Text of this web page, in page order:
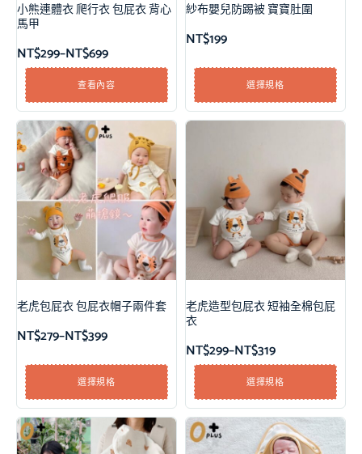
小熊連體衣 爬行衣 包屁衣 背心
馬甲
NT$299–NT$699
查看內容
紗布嬰兒防踢被 寶寶肚圍
NT$199
選擇規格
老虎包屁衣 包屁衣帽子兩件套
NT$279–NT$399
選擇規格
老虎造型包屁衣 短袖全棉包屁
衣
NT$299–NT$319
選擇規格